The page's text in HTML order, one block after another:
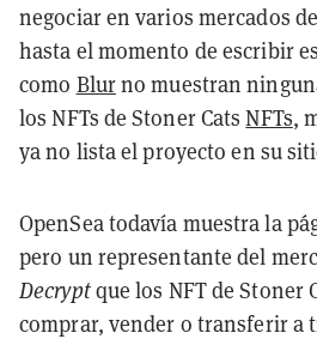
negociar en varios mercados
hasta el momento de escribir
como Blurno muestran
los NFTs de Stoner CatsNFTs,
ya no lista el proyecto en su
OpenSea todavía muestra la
pero un representante del
Decryptque los NFT de Stoner
comprar, vender o transferir a